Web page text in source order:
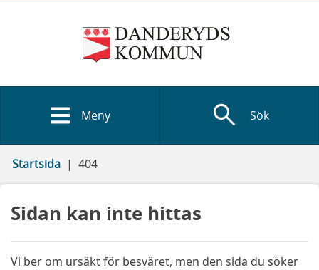
Meny search Sök
Startsida 404
Sidan kan inte hittas
Vi ber om ursäkt för besväret, men den sida du söker